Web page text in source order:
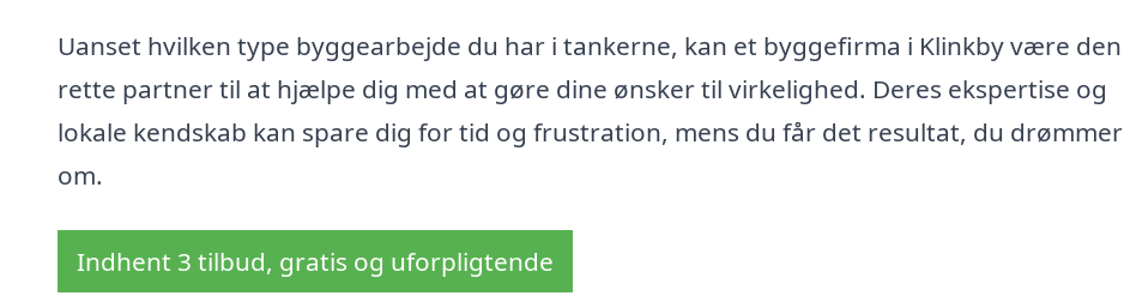
Uanset hvilken type byggearbejde du har i tankerne, kan et byggefirma i Klinkby være den
rette partner til at hjælpe dig med at gøre dine ønsker til virkelighed. Deres ekspertise og
lokale kendskab kan spare dig for tid og frustration, mens du får det resultat, du drømmer
om.
Indhent 3 tilbud, gratis og uforpligtende